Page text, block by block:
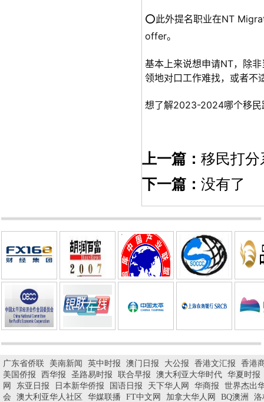
⭕️此外提名职业在NT
offer。
基本上来说想申请NT，除
领地对口工作难找，或者不
想了解2023-2024哪个移民
上一篇： 移民打分
下一篇： 没有了
广东省侨联 美南新闻 英中时报 澳门日报 大公报 香港文汇报
香港
美国侨报
西华报 圣路易时报 联合早报 澳大利亚大华时代 华夏时报
网
东亚日报 日本新华侨报 国语日报 天下华人网 华商报
世界杰出
会
澳大利亚华人社区 华媒联播 FT中文网 加拿大华人网 BQ澳洲 洛